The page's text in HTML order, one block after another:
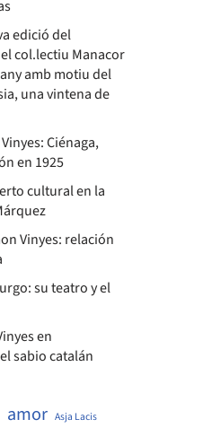
edició del
col.lectiu Manacor
amb motiu del
una vintena de
Ciénaga,
en 1925
cultural en la
Vinyes: relación
su teatro y el
en
sabio catalán
amor Asja Lacis